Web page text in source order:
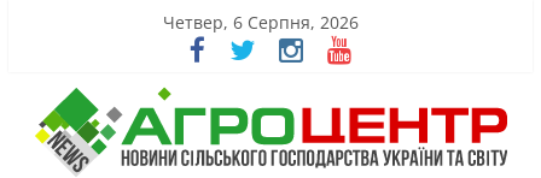
Четвер, 6 Серпня, 2026